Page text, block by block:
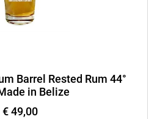
Barrel Rested Rum 44°
in Belize
€ 49,00